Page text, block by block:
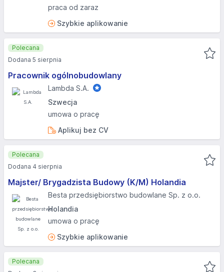
praca od zaraz
Szybkie aplikowanie
Pracownik ogólnobudowlany
Lambda S.A.
Szwecja
umowa o pracę
Aplikuj bez CV
Polecana
Dodana 5 sierpnia
Majster/ Brygadzista Budowy (K/M) Holandia
Besta przedsiębiorstwo budowlane Sp. z o.o.
Holandia
umowa o pracę
Szybkie aplikowanie
Polecana
Dodana 4 sierpnia
Polecana